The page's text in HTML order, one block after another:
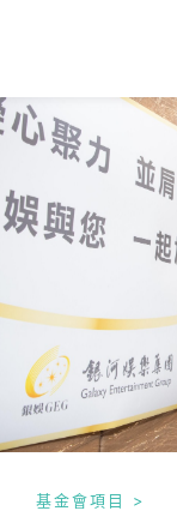
基金會項目 >